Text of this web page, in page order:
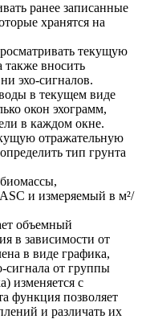
ранее записанные
хранятся на
текущую
также вносить
эхо-сигналов.
в текущем виде
окон эхограмм,
в каждом окне.
отражательную
тип грунта
и измеряемый в м²/
объемный
в зависимости от
в виде графика,
сигнала от группы
изменяется с
функция позволяет
и различать их